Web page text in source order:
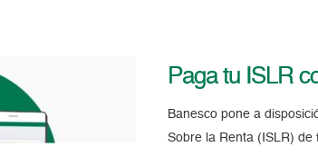
Paga tu ISLR
Banesco pone a
Sobre la Renta (ISLR)